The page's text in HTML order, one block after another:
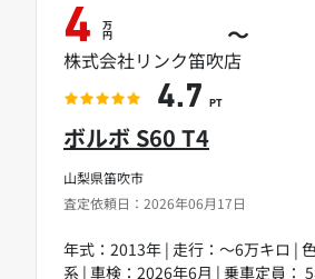
山梨県笛吹市
査定依頼日：2026年06月17日
ボルボ S60 T4
年式：2013年 | 走行：～6万キロ |
系 | 車検：2026年6月 | 乗車定員：
4 万
円 ～
株式会社リンク笛吹店
4.7 PT